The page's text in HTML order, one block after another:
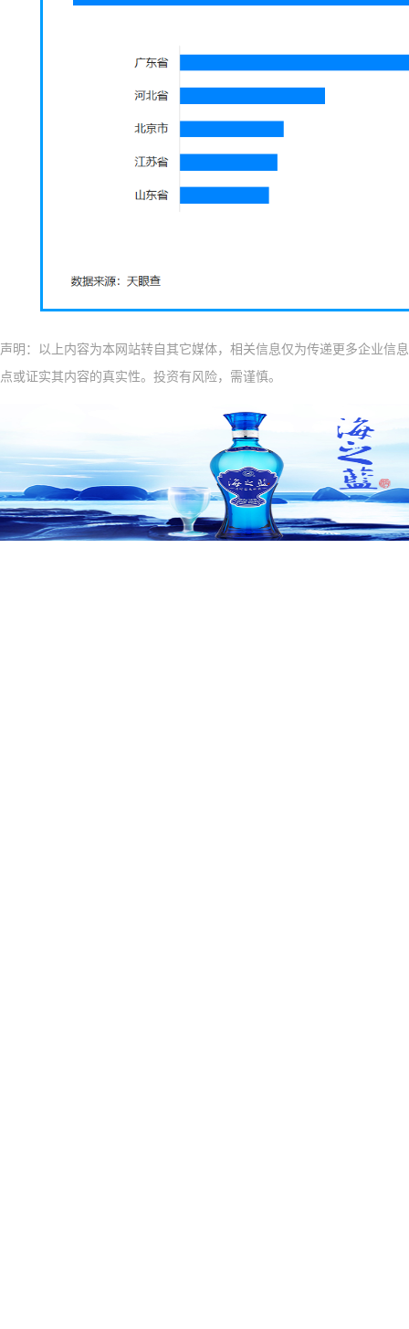
声明：以上内容为本网站转自其它媒体，相关信息仅为传递更多企业信
点或证实其内容的真实性。投资有风险，需谨慎。